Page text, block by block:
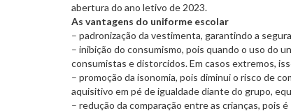
abertura do ano letivo de 2023.
As vantagens do uniforme escolar
– padronização da vestimenta, garantindo a
– inibição do consumismo, pois quando o uso do
consumistas e distorcidos. Em casos extremos,
– promoção da isonomia, pois diminui o risco de
aquisitivo em pé de igualdade diante do grupo,
– redução da comparação entre as crianças, pois